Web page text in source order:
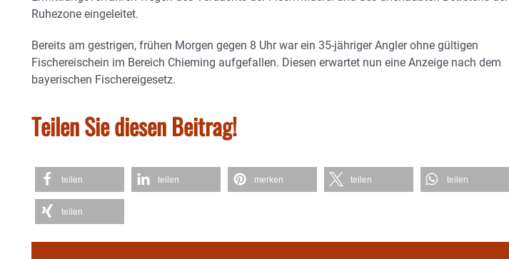
Ruhezone eingeleitet.
Bereits am gestrigen, frühen Morgen gegen 8 Uhr war ein 35-jähriger Angler ohne gültigen
Fischereischein im Bereich Chieming aufgefallen. Diesen erwartet nun eine Anzeige nach dem
bayerischen Fischereigesetz.
Teilen Sie diesen Beitrag!
teilen teilen merken teilen teilen
teilen